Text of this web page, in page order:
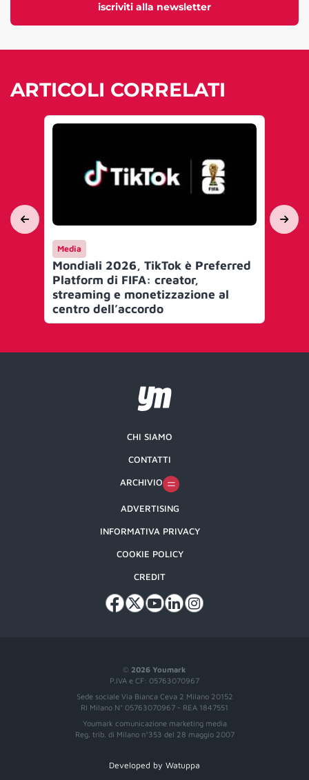
iscriviti alla newsletter
ARTICOLI CORRELATI
Media
Mondiali 2026, TikTok è Preferred
Platform di FIFA: creator,
streaming e monetizzazione al
centro dell’accordo
© 2026 Youmark
P.IVA e CF: 05763070967
Sede sociale Via Bianca Ceva 2 Milano 20152
RI Milano N° 05763070967 - REA 1847551
Youmark comunicazione marketing media
Reg. trib. di Milano n°353 del 28 maggio 2007
CHI SIAMO
CONTATTI
ARCHIVIO
ADVERTISING
INFORMATIVA PRIVACY
COOKIE POLICY
CREDIT
Developed by Watuppa